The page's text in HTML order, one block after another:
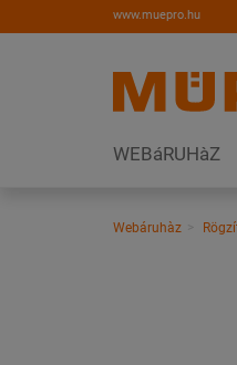
www.muepro.hu
WEBáRUHàZ
Webáruhàz